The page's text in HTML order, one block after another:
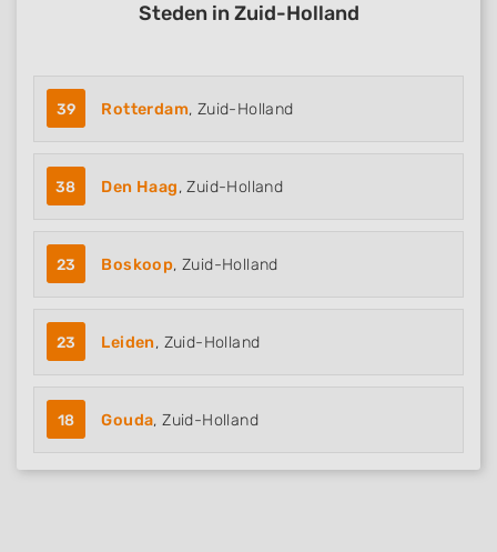
Steden in Zuid-Holland
39 Rotterdam, Zuid-Holland
38 Den Haag, Zuid-Holland
23 Boskoop, Zuid-Holland
23 Leiden, Zuid-Holland
18 Gouda, Zuid-Holland